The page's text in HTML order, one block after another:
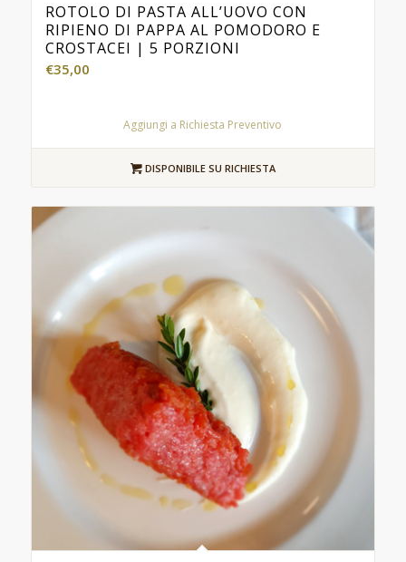
ROTOLO DI PASTA ALL’UOVO CON
RIPIENO DI PAPPA AL POMODORO E
CROSTACEI | 5 PORZIONI
€35,00
Aggiungi a Richiesta Preventivo
DISPONIBILE SU RICHIESTA